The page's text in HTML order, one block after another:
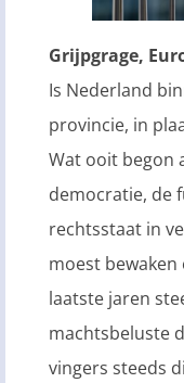
Grijpgrage,
Is Nederland
provincie, in
Wat ooit begon
democratie, de
rechtsstaat in
moest
laatste jaren
machtsbeluste
vingers steeds